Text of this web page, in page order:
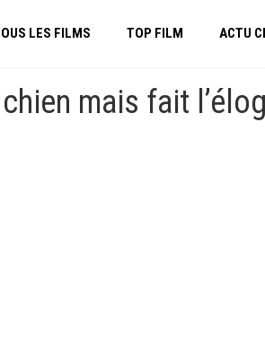
LES FILMS TOP FILM ACTU
mais fait